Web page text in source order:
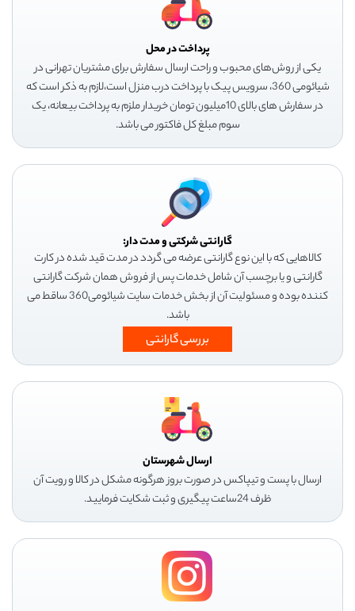
پرداخت در محل
یکی از روش‌های محبوب و راحت ارسال سفارش برای مشتریان تهرانی در
شیائومی 360، سرویس پیک با پرداخت درب منزل است،لازم به ذکر است که
در سفارش های بالای 10میلیون تومان خریدار ملزم به پرداخت بیعانه، یک
سوم مبلغ کل فاکتور می باشد.
گارانتی شرکتی و مدت دار:
کالاهایی که با این نوع گارانتی عرضه می گردد در مدت قید شده در کارت
گارانتی و یا برچسب آن شامل خدمات پس از فروش همان شرکت گارانتی
کننده بوده و مسئولیت آن از بخش خدمات سایت شیائومی360 ساقط می
باشد.
بررسی گارانتی
ارسال شهرستان
ارسال با پست و تیپاکس در صورت بروز هرگونه مشکل در کالا و رویت آن
ظرف 24ساعت پیگیری و ثبت شکایت فرمایید.